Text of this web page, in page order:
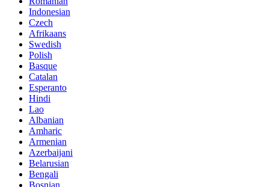
Indonesian
Czech
Afrikaans
Swedish
Polish
Basque
Catalan
Esperanto
Hindi
Lao
Albanian
Amharic
Armenian
Azerbaijani
Belarusian
Bengali
Bosnian